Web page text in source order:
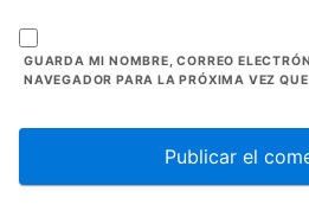
GUARDA MI NOMBRE, CORREO
NAVEGADOR PARA LA PRÓXIMA VEZ